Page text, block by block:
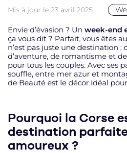
Mis à jour le 23 avril 2025
Envie d’évasion ? Un week-end
ça vous dit ? Parfait, vous êtes
n’est pas juste une destination ;
d’aventure, de romantisme et
pour tous les couples. Avec ses
souffle, entre mer azur et
de Beauté est le décor idéal
Pourquoi la Corse
destination
amoureux ?